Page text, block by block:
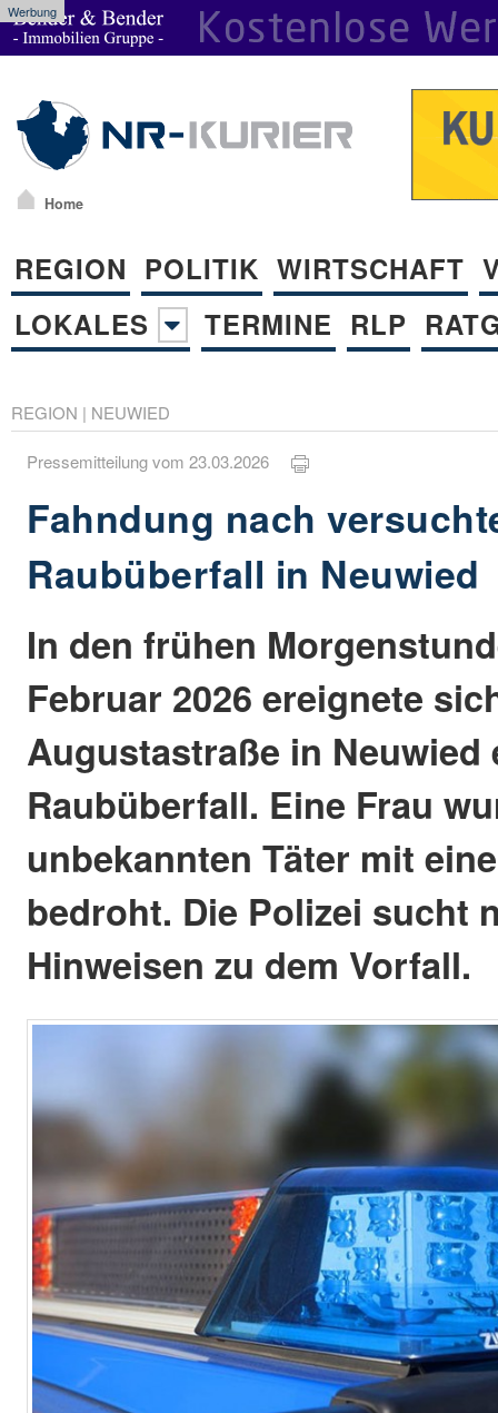
Werbung
Home
REGION POLITIK WIRTSCHAFT
LOKALES
TERMINE RLP
REGION | NEUWIED
Pressemitteilung vom 23.03.2026
Fahndung nach
Raubüberfall in Neuwied
In den frühen
Februar 2026 ereignete
Augustastraße in
Raubüberfall. Eine Frau
unbekannten Täter mit
bedroht. Die Polizei sucht
Hinweisen zu dem Vorfall.